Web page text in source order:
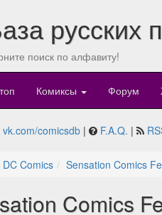
русских
поиск по алфавиту!
Комиксы Форум
vk.com/comicsdb | F.A.Q. |
DC Comics Sensation Comics
Comics